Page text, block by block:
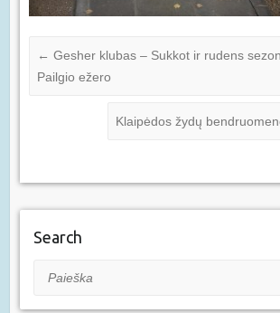
← Gesher klubas – Sukkot ir rudens
Pailgio ežero
Klaipėdos žydų
Search
Paieška